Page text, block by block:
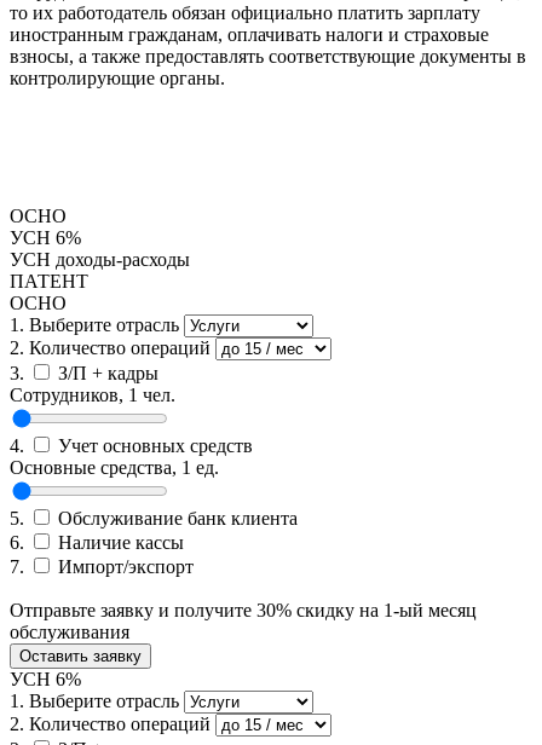
то их работодатель обязан официально платить зарплату
иностранным гражданам, оплачивать налоги и страховые
взносы, а также предоставлять соответствующие документы в
контролирующие органы.
ОСНО
УСН 6%
УСН доходы-расходы
ПАТЕНТ
ОСНО
1. Выберите отрасль
2. Количество операций
3.
З/П + кадры
Сотрудников, 1 чел.
4.
Учет основных средств
Основные средства, 1 ед.
5.
Обслуживание банк клиента
6.
Наличие кассы
7.
Импорт/экспорт
Отправьте заявку и получите 30% скидку на 1-ый месяц
обслуживания
Оставить заявку
УСН 6%
1. Выберите отрасль
2. Количество операций